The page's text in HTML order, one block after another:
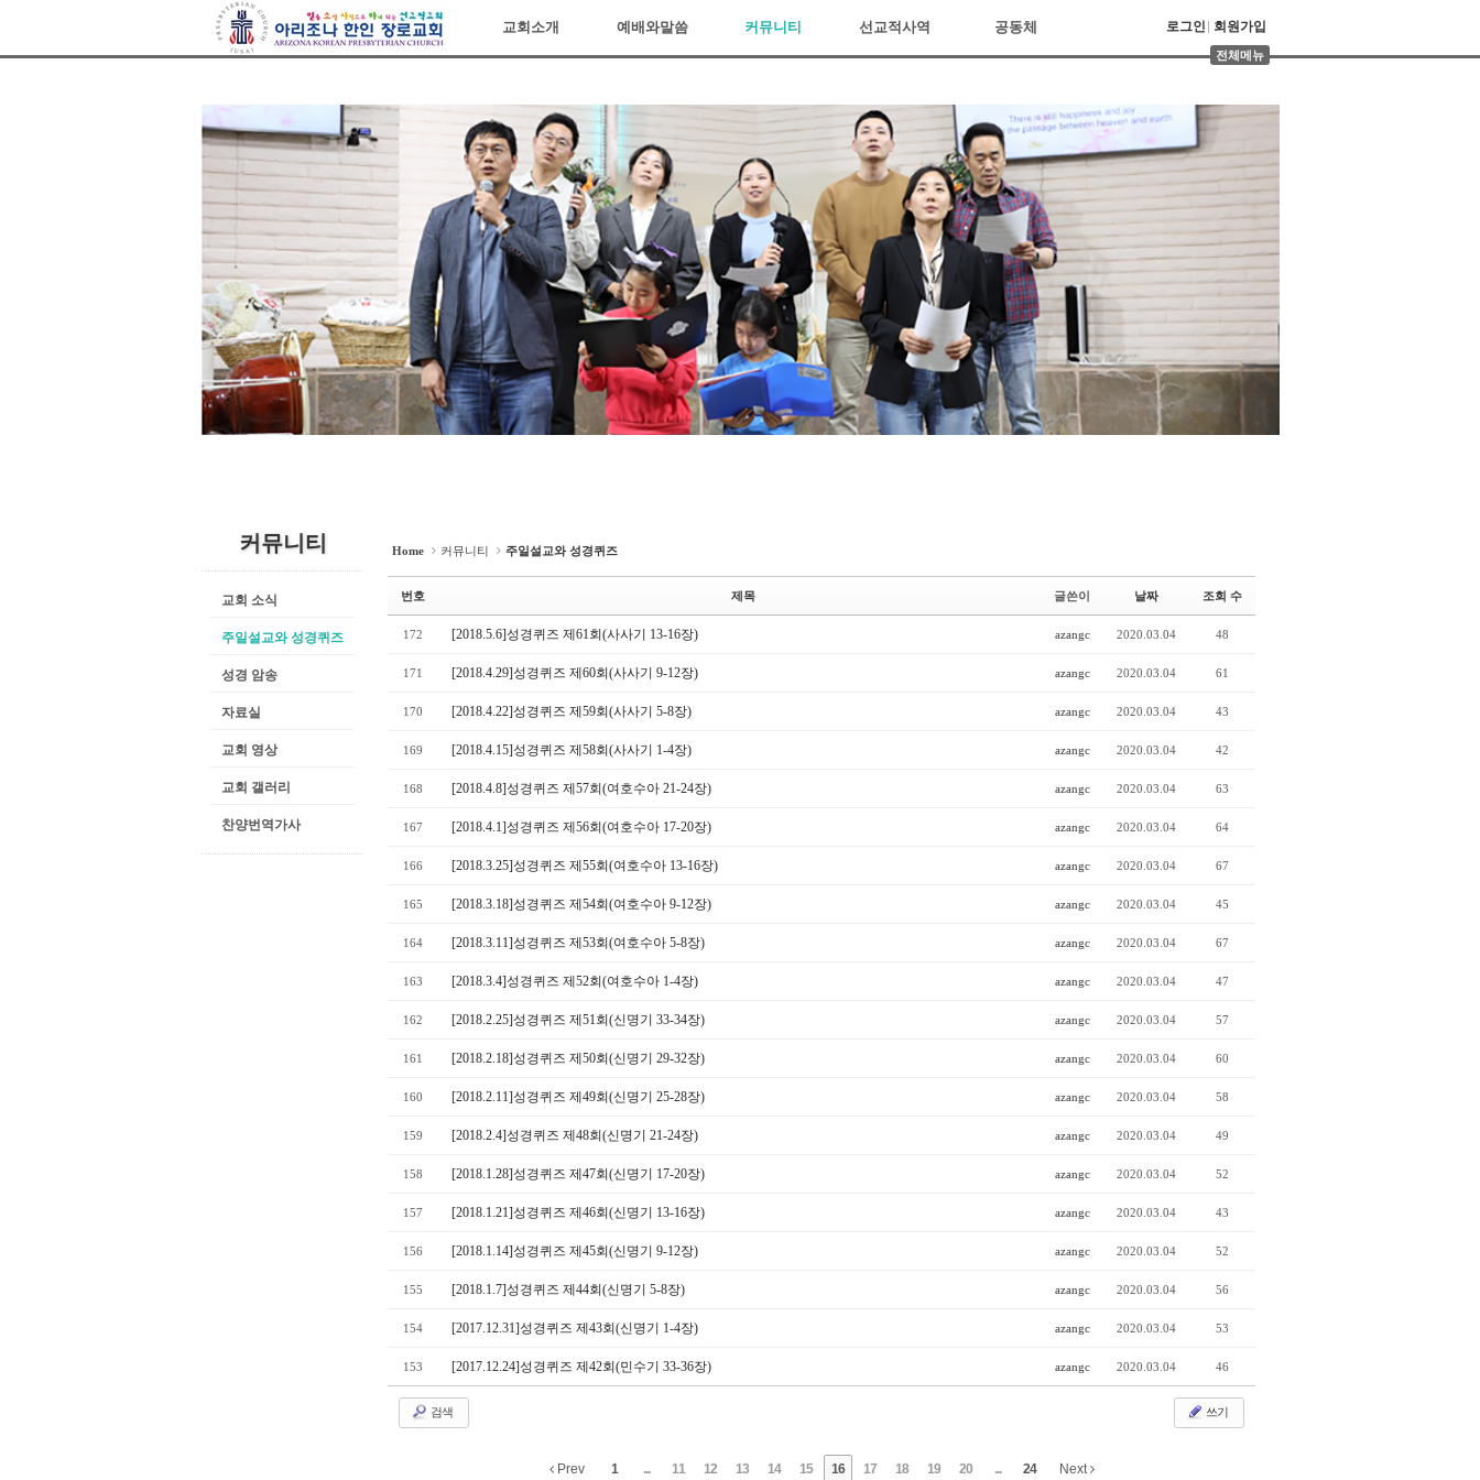
교회소개 예배와말씀 커뮤니티 선교적사역 공동체 로그인 회원가입
전체메뉴
커뮤니티
교회 소식
주일설교와 성경퀴즈
성경 암송
자료실
교회 영상
교회 갤러리
찬양번역가사
Home 커뮤니티 주일설교와 성경퀴즈
번호 제목 글쓴이 날짜 조회 수
172 [2018.5.6]성경퀴즈 제61회(사사기 13-16장) azangc 2020.03.04 48
171 [2018.4.29]성경퀴즈 제60회(사사기 9-12장) azangc 2020.03.04 61
170 [2018.4.22]성경퀴즈 제59회(사사기 5-8장) azangc 2020.03.04 43
169 [2018.4.15]성경퀴즈 제58회(사사기 1-4장) azangc 2020.03.04 42
168 [2018.4.8]성경퀴즈 제57회(여호수아 21-24장) azangc 2020.03.04 63
167 [2018.4.1]성경퀴즈 제56회(여호수아 17-20장) azangc 2020.03.04 64
166 [2018.3.25]성경퀴즈 제55회(여호수아 13-16장) azangc 2020.03.04 67
165 [2018.3.18]성경퀴즈 제54회(여호수아 9-12장) azangc 2020.03.04 45
164 [2018.3.11]성경퀴즈 제53회(여호수아 5-8장) azangc 2020.03.04 67
163 [2018.3.4]성경퀴즈 제52회(여호수아 1-4장) azangc 2020.03.04 47
162 [2018.2.25]성경퀴즈 제51회(신명기 33-34장) azangc 2020.03.04 57
161 [2018.2.18]성경퀴즈 제50회(신명기 29-32장) azangc 2020.03.04 60
160 [2018.2.11]성경퀴즈 제49회(신명기 25-28장) azangc 2020.03.04 58
159 [2018.2.4]성경퀴즈 제48회(신명기 21-24장) azangc 2020.03.04 49
158 [2018.1.28]성경퀴즈 제47회(신명기 17-20장) azangc 2020.03.04 52
157 [2018.1.21]성경퀴즈 제46회(신명기 13-16장) azangc 2020.03.04 43
156 [2018.1.14]성경퀴즈 제45회(신명기 9-12장) azangc 2020.03.04 52
155 [2018.1.7]성경퀴즈 제44회(신명기 5-8장) azangc 2020.03.04 56
154 [2017.12.31]성경퀴즈 제43회(신명기 1-4장) azangc 2020.03.04 53
153 [2017.12.24]성경퀴즈 제42회(민수기 33-36장) azangc 2020.03.04 46
검색 쓰기
Prev 1 ... 11 12 13 14 15 16 17 18 19 20 ... 24 Next
Sketchbook5, 스케치북5
Sketchbook5, 스케치북5